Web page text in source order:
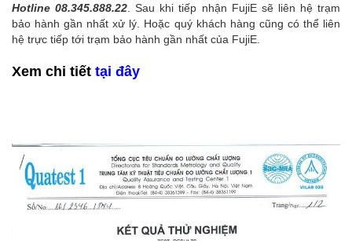
Hotline 08.345.888.22 . Sau khi tiếp nhận FujiE sẽ liên hệ trạm
bảo hành gần nhất xử lý. Hoặc quý khách hàng cũng có thể liên
hệ trực tiếp tới trạm bảo hành gần nhất của FujiE.
Xem chi tiết tại đây